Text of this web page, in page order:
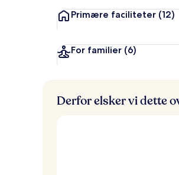
a
f
d
Primære faciliteter (12)
For familier (6)
Derfor elsker vi dette